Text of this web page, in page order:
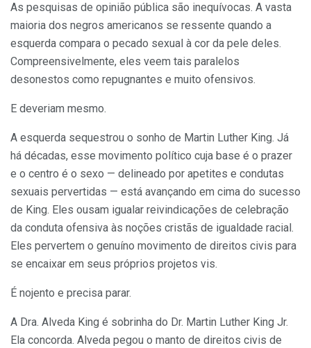
As pesquisas de opinião pública são inequívocas. A vasta
maioria dos negros americanos se ressente quando a
esquerda compara o pecado sexual à cor da pele deles.
Compreensivelmente, eles veem tais paralelos
desonestos como repugnantes e muito ofensivos.
E deveriam mesmo.
A esquerda sequestrou o sonho de Martin Luther King. Já
há décadas, esse movimento político cuja base é o prazer
e o centro é o sexo — delineado por apetites e condutas
sexuais pervertidas — está avançando em cima do sucesso
de King. Eles ousam igualar reivindicações de celebração
da conduta ofensiva às noções cristãs de igualdade racial.
Eles pervertem o genuíno movimento de direitos civis para
se encaixar em seus próprios projetos vis.
É nojento e precisa parar.
A Dra. Alveda King é sobrinha do Dr. Martin Luther King Jr.
Ela concorda. Alveda pegou o manto de direitos civis de